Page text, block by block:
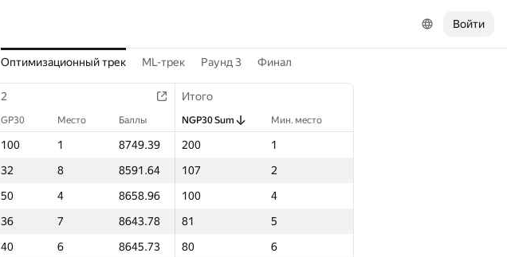
Войти
Оптимизационный трек ML-трек Раунд 3 Финал
2 Итого
GP30 Место Баллы NGP30 Sum Мин. место
100 1 8749.39 200
1
32 8 8591.64 107
2
50 4 8658.96 100
4
36 7 8643.78 81
5
40 6 8645.73 80
6